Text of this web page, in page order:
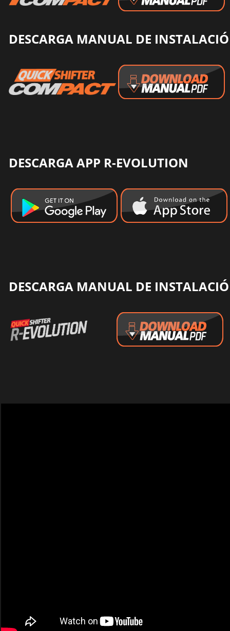
DESCARGA MANUAL DE
DESCARGA APP R-EVOLUTION
DESCARGA MANUAL DE